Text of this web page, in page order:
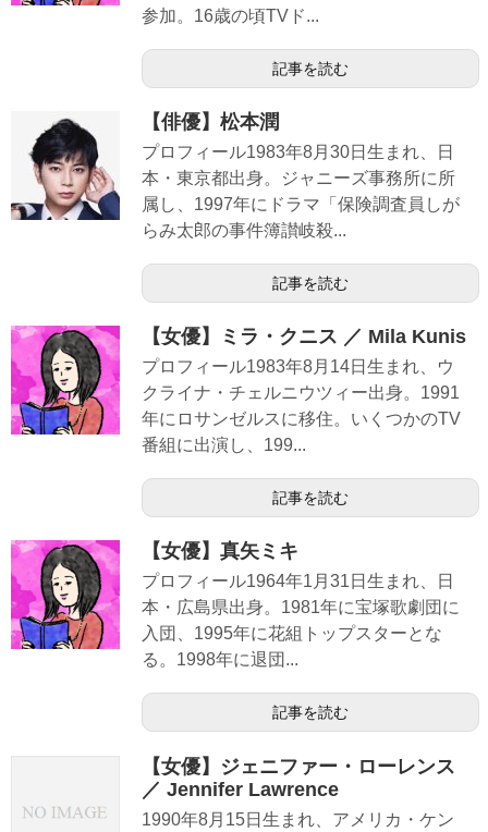
参加。16歳の頃TVド...
記事を読む
【俳優】松本潤
プロフィール1983年8月30日生まれ、日
本・東京都出身。ジャニーズ事務所に所
属し、1997年にドラマ「保険調査員しが
らみ太郎の事件簿讃岐殺...
記事を読む
【女優】ミラ・クニス ／ Mila Kunis
プロフィール1983年8月14日生まれ、ウ
クライナ・チェルニウツィー出身。1991
年にロサンゼルスに移住。いくつかのTV
番組に出演し、199...
記事を読む
【女優】真矢ミキ
プロフィール1964年1月31日生まれ、日
本・広島県出身。1981年に宝塚歌劇団に
入団、1995年に花組トップスターとな
る。1998年に退団...
記事を読む
【女優】ジェニファー・ローレンス
／ Jennifer Lawrence
1990年8月15日生まれ、アメリカ・ケン